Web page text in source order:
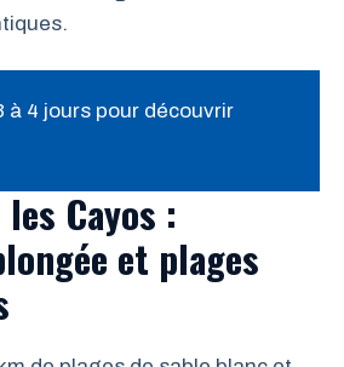
à 4 jours pour découvrir
Cayos :
et plages